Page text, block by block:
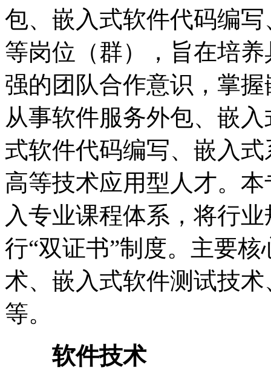
包、嵌入式软件代码编
等岗位（群），旨在培
强的团队合作意识，掌
从事软件服务外包、嵌
式软件代码编写、嵌入
高等技术应用型人才。
入专业课程体系，将行
行“双证书”制度。主要
术、嵌入式软件测试技
等。
软件技术